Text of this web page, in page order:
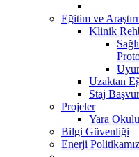
Eğitim ve
Klinik
Uzaktan
Staj
Projeler
Yara Okulu
Bilgi Güvenliği
Enerji Politikamız